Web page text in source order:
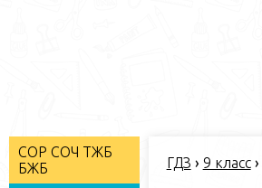
СОР СОЧ ТЖБ
БЖБ
ГДЗ › 9 класс›